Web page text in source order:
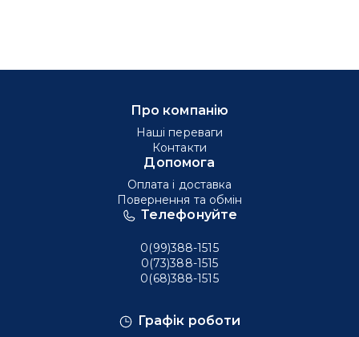
Графік роботи
Телефонуйте
0(99)388-1515
0(73)388-1515
0(68)388-1515
Про компанію
Наші переваги
Контакти
Допомога
Оплата і доставка
Повернення та обмін